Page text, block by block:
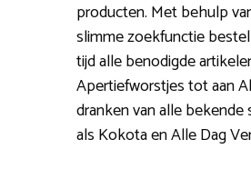
producten. Met behulp
slimme zoekfunctie
tijd alle benodigde
Apertiefworstjes tot aan
dranken van alle
als Kokota en Alle Dag